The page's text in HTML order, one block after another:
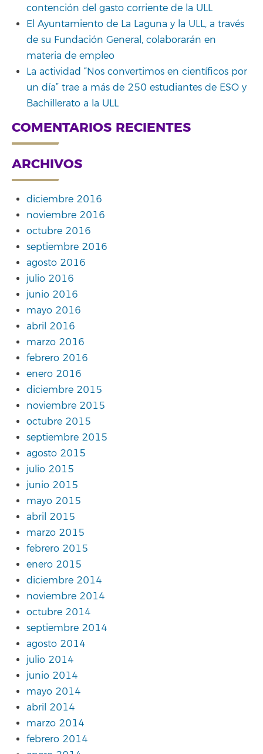
contención del gasto corriente de la ULL
El Ayuntamiento de La Laguna y la ULL, a través
de su Fundación General, colaborarán en
materia de empleo
La actividad “Nos convertimos en científicos por
un día” trae a más de 250 estudiantes de ESO y
Bachillerato a la ULL
COMENTARIOS RECIENTES
ARCHIVOS
diciembre 2016
noviembre 2016
octubre 2016
septiembre 2016
agosto 2016
julio 2016
junio 2016
mayo 2016
abril 2016
marzo 2016
febrero 2016
enero 2016
diciembre 2015
noviembre 2015
octubre 2015
septiembre 2015
agosto 2015
julio 2015
junio 2015
mayo 2015
abril 2015
marzo 2015
febrero 2015
enero 2015
diciembre 2014
noviembre 2014
octubre 2014
septiembre 2014
agosto 2014
julio 2014
junio 2014
mayo 2014
abril 2014
marzo 2014
febrero 2014